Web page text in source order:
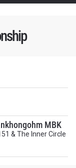
MBK
& The Inner Circle
pergi!
ke berita
untuk kursi